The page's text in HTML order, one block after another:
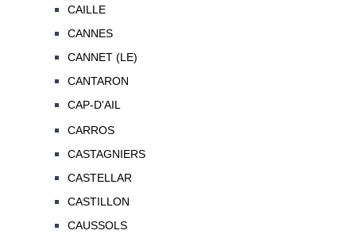
CAILLE
CANNES
CANNET (LE)
CANTARON
CAP-D'AIL
CARROS
CASTAGNIERS
CASTELLAR
CASTILLON
CAUSSOLS